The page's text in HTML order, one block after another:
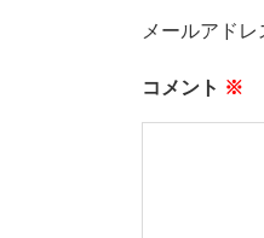
メールアドレ
コメント ※